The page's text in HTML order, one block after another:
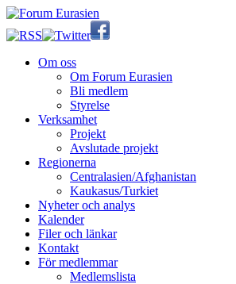
Om oss
Om Forum Eurasien
Bli medlem
Styrelse
Verksamhet
Projekt
Avslutade projekt
Regionerna
Centralasien/Afghanistan
Kaukasus/Turkiet
Nyheter och analys
Kalender
Filer och länkar
Kontakt
För medlemmar
Medlemslista